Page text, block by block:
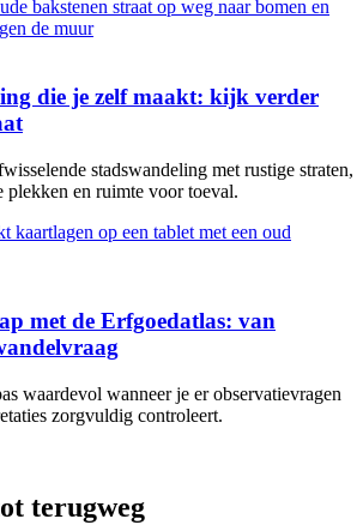
die je zelf maakt: kijk verder
stadswandeling met rustige straten,
plekken en ruimte voor toeval.
met de Erfgoedatlas: van
waardevol wanneer je er observatievragen
zorgvuldig controleert.
terugweg